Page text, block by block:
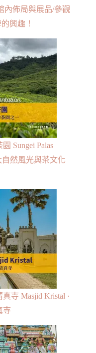
內佈局與展品/參觀
興趣！
Sungei Palas
自然風光與茶文化
寺 Masjid Kristal ·
寺